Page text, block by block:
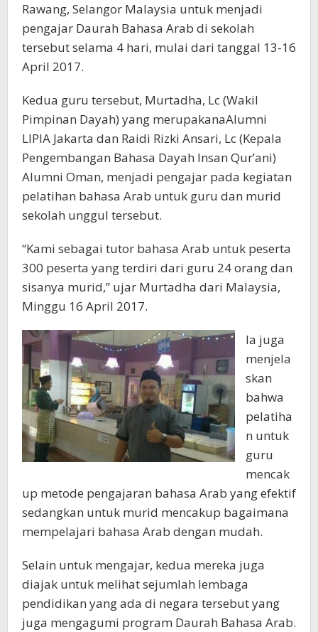
Rawang, Selangor Malaysia untuk menjadi
pengajar Daurah Bahasa Arab di sekolah
tersebut selama 4 hari, mulai dari tanggal 13-16
April 2017.
Kedua guru tersebut, Murtadha, Lc (Wakil
Pimpinan Dayah) yang merupakanaAlumni
LIPIA Jakarta dan Raidi Rizki Ansari, Lc (Kepala
Pengembangan Bahasa Dayah Insan Qur’ani)
Alumni Oman, menjadi pengajar pada kegiatan
pelatihan bahasa Arab untuk guru dan murid
sekolah unggul tersebut.
“Kami sebagai tutor bahasa Arab untuk peserta
300 peserta yang terdiri dari guru 24 orang dan
sisanya murid,” ujar Murtadha dari Malaysia,
Minggu 16 April 2017.
Ia juga
menjela
skan
bahwa
pelatiha
n untuk
guru
mencak
up metode pengajaran bahasa Arab yang efektif
sedangkan untuk murid mencakup bagaimana
mempelajari bahasa Arab dengan mudah.
Selain untuk mengajar, kedua mereka juga
diajak untuk melihat sejumlah lembaga
pendidikan yang ada di negara tersebut yang
juga mengagumi program Daurah Bahasa Arab.